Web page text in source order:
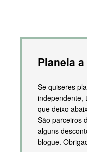
Planeia
Se quiseres
independente,
que deixo
São parceiros
alguns
blogue.